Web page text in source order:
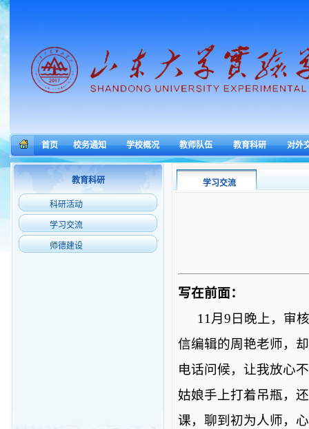
首页 校务通知 学校概况 教师队伍 教育科研 对外
教育科研
科研活动
学习交流
师德建设
学习交流
写在前面：
11 月 9 日晚上，审
信编辑的周艳老师，
电话问候，让我放心
姑娘手上打着吊瓶，
课，聊到初为人师，